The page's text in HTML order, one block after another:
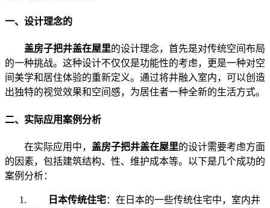
一、设计理念的
盖房子把井盖在屋里的设计理念，首先是对传统空间布局
的一种挑战。这种设计不仅仅是功能性的考虑，更是一种对空
间美学和居住体验的重新定义。通过将井融入室内，可以创造
出独特的视觉效果和空间感，为居住者一种全新的生活方式。
二、实际应用案例分析
在实际应用中， 盖房子把井盖在屋里的设计需要考虑方面
的因素，包括建筑结构、性、维护成本等。以下是几个成功的
案例分析：
日本传统住宅：在日本的一些传统住宅中，室内井